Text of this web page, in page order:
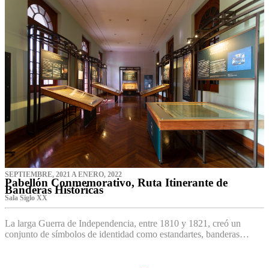
SEPTIEMBRE, 2021 A ENERO, 2022
Pabellón Conmemorativo, Ruta Itinerante de
Banderas Históricas
Sala Siglo XX
La larga Guerra de Independencia, entre 1810 y 1821, creó un
conjunto de símbolos de identidad como estandartes, banderas…